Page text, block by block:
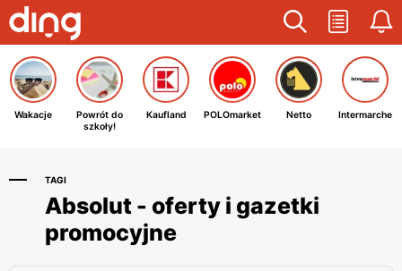
Wakacje
Powrót do
szkoły!
Kaufland POLOmarket Netto Intermarche
TAGI
Absolut - oferty i gazetki
promocyjne